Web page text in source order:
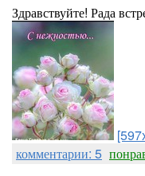
Здравствуйте! Рада
комментарии: 5